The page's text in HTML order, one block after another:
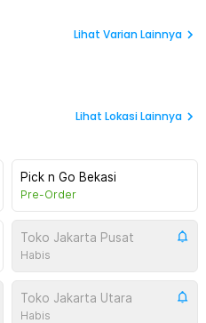
Lihat Varian Lainnya
Lihat Lokasi Lainnya
Pick n Go Bekasi
Pre-Order
Toko Jakarta Pusat
Habis
Toko Jakarta Utara
Habis